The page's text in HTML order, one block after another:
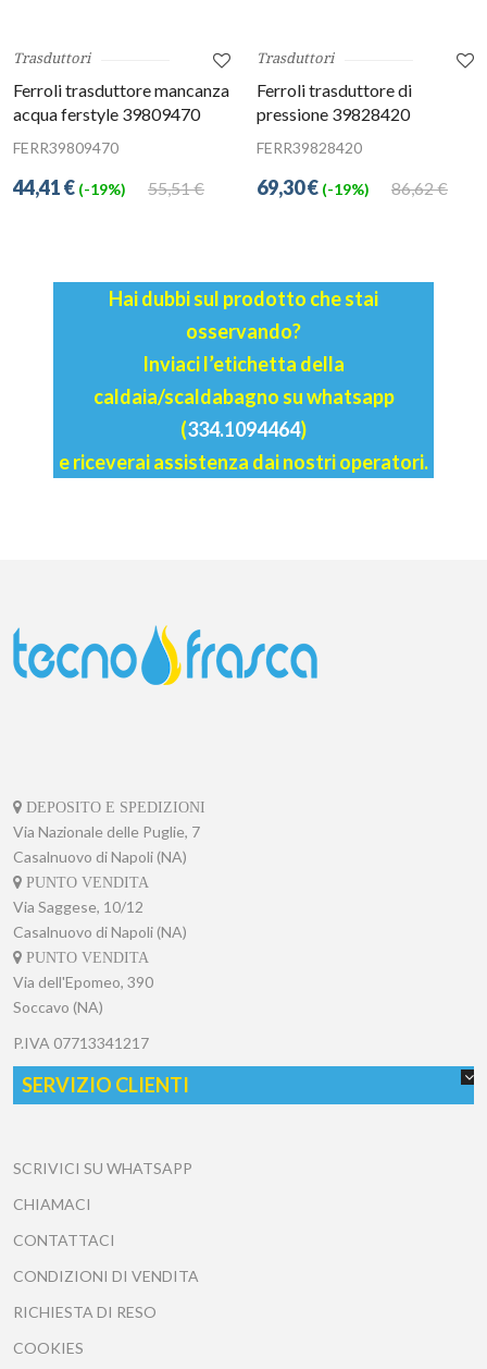
Trasduttori
Ferroli trasduttore mancanza
acqua ferstyle 39809470
FERR39809470
55,51 €
44,41 € (-19%)
Trasduttori
Ferroli trasduttore di
pressione 39828420
FERR39828420
86,62 €
69,30 € (-19%)
Hai dubbi sul prodotto che stai
osservando?
Inviaci l’etichetta della
caldaia/scaldabagno su whatsapp
(334.1094464)
e riceverai assistenza dai nostri operatori.
DEPOSITO E SPEDIZIONI
Via Nazionale delle Puglie, 7
Casalnuovo di Napoli (NA)
PUNTO VENDITA
Via Saggese, 10/12
Casalnuovo di Napoli (NA)
PUNTO VENDITA
Via dell'Epomeo, 390
Soccavo (NA)
P.IVA 07713341217
SERVIZIO CLIENTI
SCRIVICI SU WHATSAPP
CHIAMACI
CONTATTACI
CONDIZIONI DI VENDITA
RICHIESTA DI RESO
COOKIES